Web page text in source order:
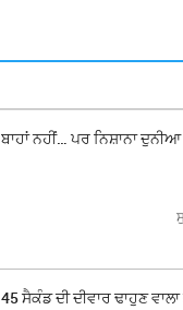
ਬਾਹਾਂ ਨਹੀਂ… ਪਰ ਨਿਸ਼ਾਨਾ
45 ਸੈਕੰਡ ਦੀ ਦੀਵਾਰ ਢਾਹੁਣ